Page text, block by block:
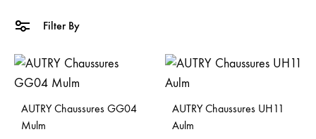
Filter By
AUTRY Chaussures GG04
Mulm
AUTRY Chaussures UH11
Aulm